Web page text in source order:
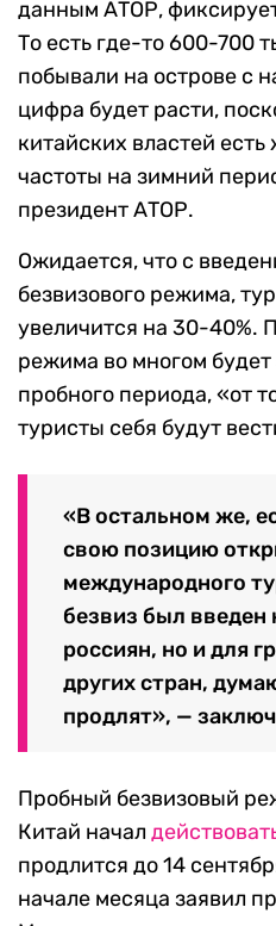
данным АТОР,
То есть где-то 600-700
побывали на острове с
цифра будет расти,
китайских властей
частоты на зимний
президент АТОР.
Ожидается, что с
безвизового режима,
увеличится на 30-40%.
режима во многом будет
пробного периода, «от
туристы себя будут
«В остальном же,
свою позицию
международного
безвиз был введен
россиян, но и для
других стран,
продлят», —
Пробный безвизовый
Китай начал
продлится до 14
начале месяца заявил